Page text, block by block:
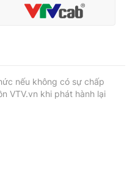
nếu không có sự chấp
VTV.vn khi phát hành lại